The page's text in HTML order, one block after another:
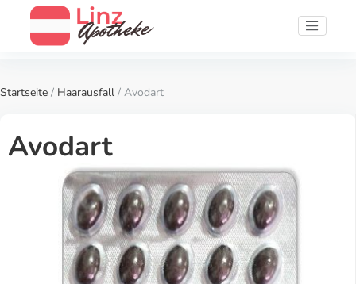
Startseite / Haarausfall / Avodart
Avodart